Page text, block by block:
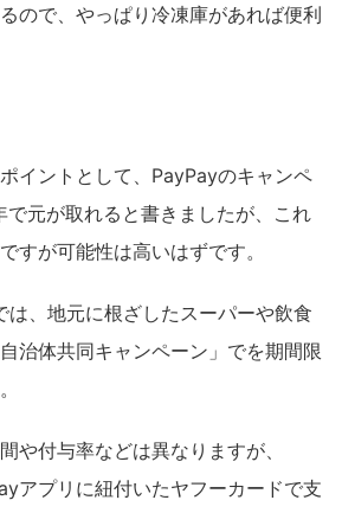
ので、やっぱり冷凍庫があれば便利
イントとして、PayPayのキャンペ
で元が取れると書きましたが、これ
すが可能性は高いはずです。
は、地元に根ざしたスーパーや飲食
治体共同キャンペーン」でを期間限
や付与率などは異なりますが、
アプリに紐付いたヤフーカードで支